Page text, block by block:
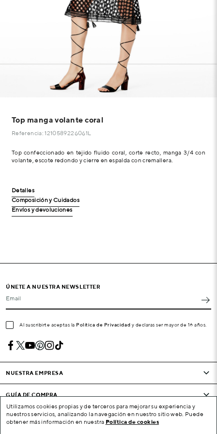
Top manga volante coral
Referencia: 1210589226061L
Top confeccionado en tejido fluido coral, corte recto, manga 3/4 con
volante, escote redondo y cierre en espalda con cremallera.
Detalles
Composición y Cuidados
Envíos y devoluciones
ÚNETE A NUESTRA NEWSLETTER
Email
Al suscribirte aceptas la Política de Privacidad y declaras ser mayor de 16 años.
NUESTRA EMPRESA
GUÍA DE COMPRA
CONDICIONES Y EMPRESA
Utilizamos cookies propias y de terceros para mejorar su experiencia y
nuestros servicios, analizando la navegación en nuestro sitio web. Puede
obtener más información en nuestra Política de cookies